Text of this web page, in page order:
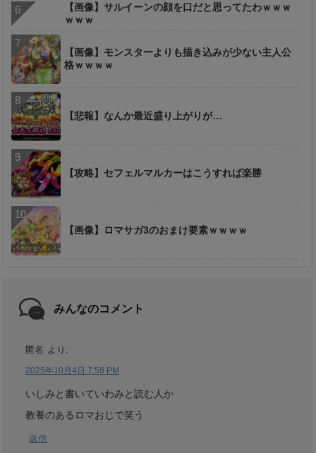
【画像】サルイーンの顔を口だと思ってたわｗｗｗ
ｗｗｗ
【画像】モンスターよりも描き込みが少ない主人公
格ｗｗｗｗ
【悲報】なんか最近盛り上がりが…
【攻略】セフェルマルカーはこうすれば楽勝
【画像】ロマサガ3のおまけ要素ｗｗｗｗ
みんなのコメント
匿名 より:
2025年10月4日 7:58 PM
いしみと書いていわみと読む人か
教養のあるロマおじで笑う
返信